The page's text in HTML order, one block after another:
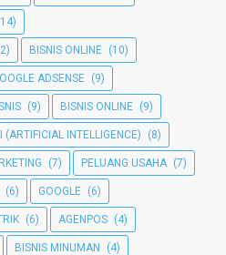
BISNIS ONLINE (10)
ADSENSE (9)
(9) BISNIS ONLINE (9)
(ARTIFICIAL INTELLIGENCE) (8)
(7) PELUANG USAHA (7)
(6) GOOGLE (6)
(6) AGENPOS (4)
BISNIS MINUMAN (4)